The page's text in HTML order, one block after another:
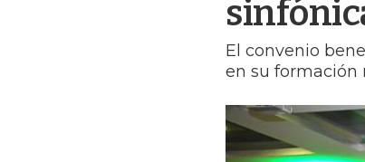
El convenio
en su formación